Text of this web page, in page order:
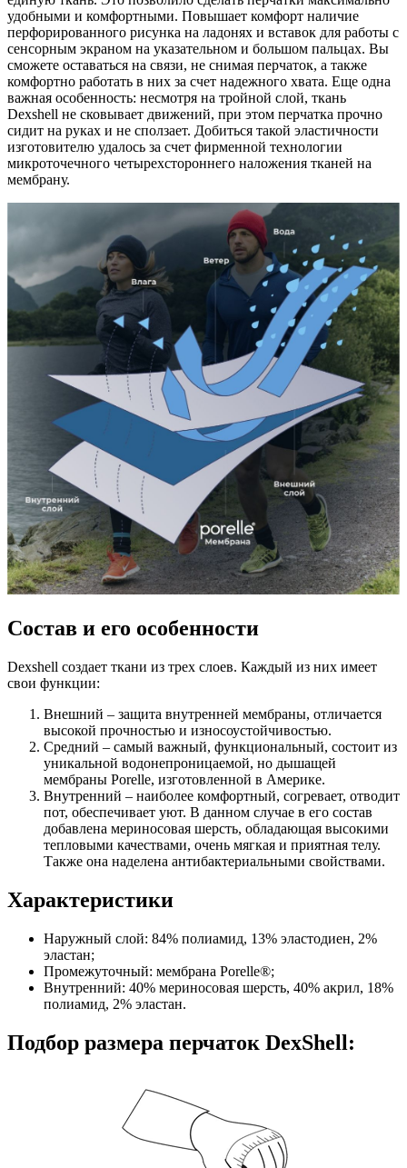
удобными и комфортными. Повышает комфорт наличие
перфорированного рисунка на ладонях и вставок для работы с
сенсорным экраном на указательном и большом пальцах. Вы
сможете оставаться на связи, не снимая перчаток, а также
комфортно работать в них за счет надежного хвата. Еще одна
важная особенность: несмотря на тройной слой, ткань
Dexshell не сковывает движений, при этом перчатка прочно
сидит на руках и не сползает. Добиться такой эластичности
изготовителю удалось за счет фирменной технологии
микроточечного четырехстороннего наложения тканей на
мембрану.
Состав и его особенности
Dexshell создает ткани из трех слоев. Каждый из них имеет
свои функции:
Внешний – защита внутренней мембраны, отличается
высокой прочностью и износоустойчивостью.
Средний – самый важный, функциональный, состоит из
уникальной водонепроницаемой, но дышащей
мембраны Porelle, изготовленной в Америке.
Внутренний – наиболее комфортный, согревает, отводит
пот, обеспечивает уют. В данном случае в его состав
добавлена мериносовая шерсть, обладающая высокими
тепловыми качествами, очень мягкая и приятная телу.
Также она наделена антибактериальными свойствами.
Характеристики
Наружный слой: 84% полиамид, 13% эластодиен, 2%
эластан;
Промежуточный: мембрана Porelle®;
Внутренний: 40% мериносовая шерсть, 40% акрил, 18%
полиамид, 2% эластан.
Подбор размера перчаток DexShell: